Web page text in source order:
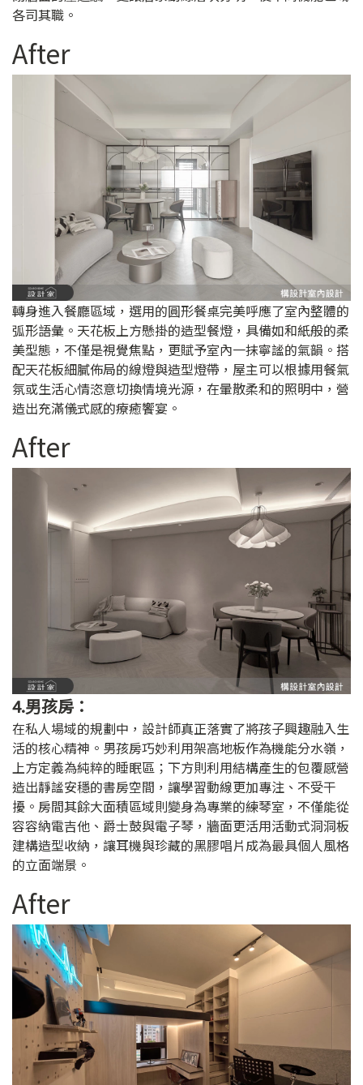
各司其職。
After
轉身進入餐廳區域，選用的圓形餐桌完美呼應了室內整體的
弧形語彙。天花板上方懸掛的造型餐燈，具備如和紙般的柔
美型態，不僅是視覺焦點，更賦予室內一抹寧謐的氣韻。搭
配天花板細膩佈局的線燈與造型燈帶，屋主可以根據用餐氣
氛或生活心情恣意切換情境光源，在暈散柔和的照明中，營
造出充滿儀式感的療癒饗宴。
After
4.男孩房：
在私人場域的規劃中，設計師真正落實了將孩子興趣融入生
活的核心精神。男孩房巧妙利用架高地板作為機能分水嶺，
上方定義為純粹的睡眠區；下方則利用結構產生的包覆感營
造出靜謐安穩的書房空間，讓學習動線更加專注、不受干
擾。房間其餘大面積區域則變身為專業的練琴室，不僅能從
容容納電吉他、爵士鼓與電子琴，牆面更活用活動式洞洞板
建構造型收納，讓耳機與珍藏的黑膠唱片成為最具個人風格
的立面端景。
After